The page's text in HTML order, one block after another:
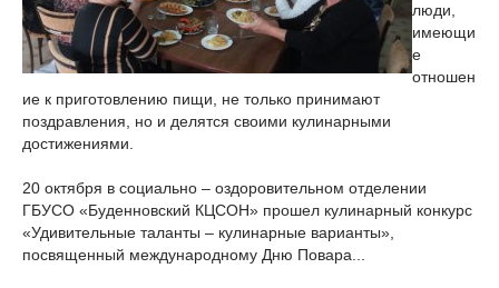
люди,
имеющи
е
отношен
ие к приготовлению пищи, не только принимают
поздравления, но и делятся своими кулинарными
достижениями.
20 октября в социально – оздоровительном отделении
ГБУСО «Буденновский КЦСОН» прошел кулинарный конкурс
«Удивительные таланты – кулинарные варианты»,
посвященный международному Дню Повара...